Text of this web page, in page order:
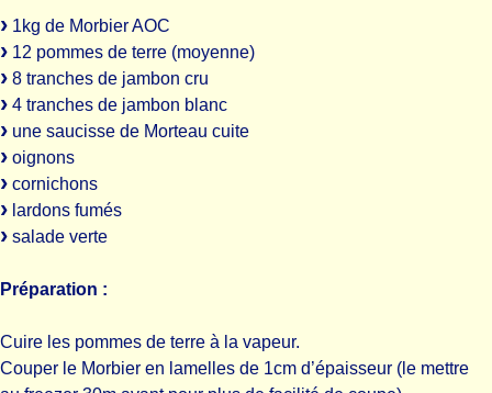
1kg de Morbier AOC
12 pommes de terre (moyenne)
8 tranches de jambon cru
4 tranches de jambon blanc
une saucisse de Morteau cuite
oignons
cornichons
lardons fumés
salade verte
Préparation :
Cuire les pommes de terre à la vapeur.
Couper le Morbier en lamelles de 1cm d’épaisseur (le mettre